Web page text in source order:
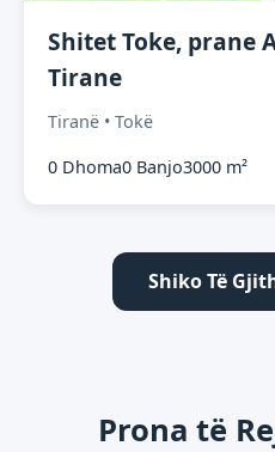
Shitet Toke, prane
Tirane
Tiranë • Tokë
0 Dhoma0 Banjo3000 m²
Shiko Të
Prona të